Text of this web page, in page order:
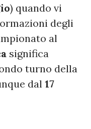
) quando vi
degli
al
significa
turno della
dal 17